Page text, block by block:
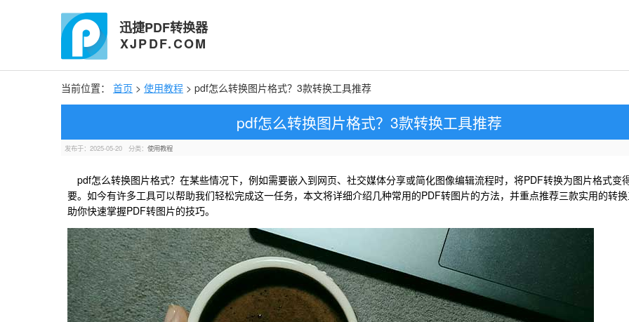
迅捷PDF转换器
XJPDF.COM
当前位置： 首页 > 使用教程 > pdf怎么转换图片格式？3款转换工具推荐
pdf怎么转换图片格式？3款转换工具推荐
发布于：2025-05-20 分类：使用教程
pdf怎么转换图片格式？在某些情况下，例如需要嵌入到网页、社交媒体分享或简化图像编辑流程时，将PDF转换为图片格式变
要。如今有许多工具可以帮助我们轻松完成这一任务，本文将详细介绍几种常用的PDF转图片的方法，并重点推荐三款实用的转
助你快速掌握PDF转图片的技巧。